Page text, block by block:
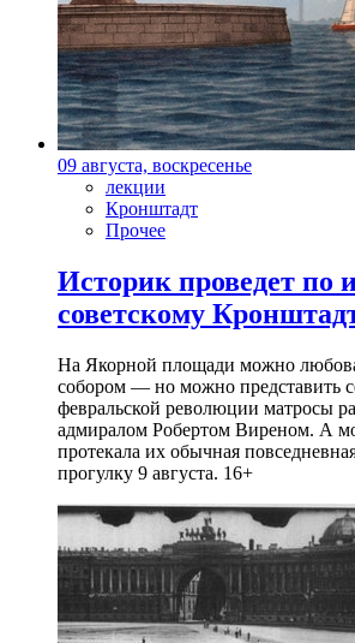
09 августа, воскресенье
лекции
Кронштадт
Прочее
Историк проведет по
советскому
На Якорной площади можно
собором — но можно представить
февральской революции матросы
адмиралом Робертом Виреном. А
протекала их обычная
прогулку 9 августа. 16+